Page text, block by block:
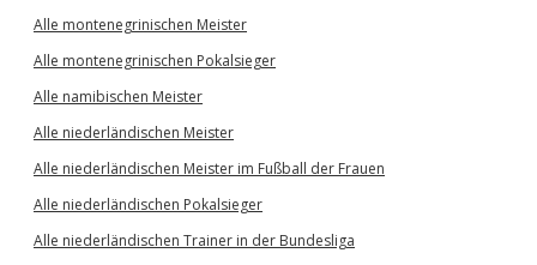
Alle montenegrinischen Meister
Alle montenegrinischen Pokalsieger
Alle namibischen Meister
Alle niederländischen Meister
Alle niederländischen Meister im Fußball der Frauen
Alle niederländischen Pokalsieger
Alle niederländischen Trainer in der Bundesliga